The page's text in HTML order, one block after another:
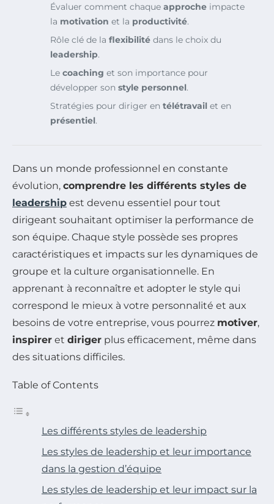
Évaluer comment chaque approche impacte
la motivation et la productivité.
Rôle clé de la flexibilité dans le choix du
leadership.
Le coaching et son importance pour
développer son style personnel.
Stratégies pour diriger en télétravail et en
présentiel.
Dans un monde professionnel en constante
évolution, comprendre les différents styles de
leadership est devenu essentiel pour tout
dirigeant souhaitant optimiser la performance de
son équipe. Chaque style possède ses propres
caractéristiques et impacts sur les dynamiques de
groupe et la culture organisationnelle. En
apprenant à reconnaître et adopter le style qui
correspond le mieux à votre personnalité et aux
besoins de votre entreprise, vous pourrez motiver,
inspirer et diriger plus efficacement, même dans
des situations difficiles.
Table of Contents
Les différents styles de leadership
Les styles de leadership et leur importance
dans la gestion d’équipe
Les styles de leadership et leur impact sur la